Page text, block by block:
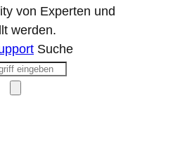
von Experten und
werden.
Suche